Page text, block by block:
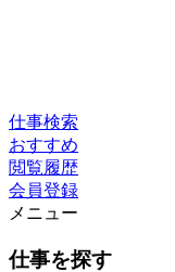
仕事検索
おすすめ
閲覧履歴
会員登録
メニュー
仕事を探す